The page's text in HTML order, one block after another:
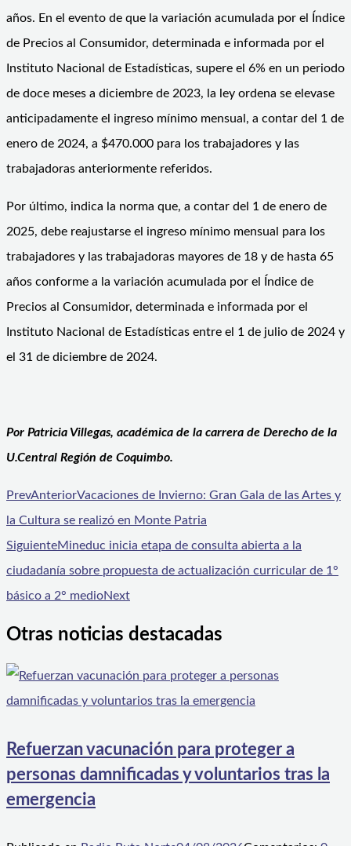
años. En el evento de que la variación acumulada por el Índice
de Precios al Consumidor, determinada e informada por el
Instituto Nacional de Estadísticas, supere el 6% en un periodo
de doce meses a diciembre de 2023, la ley ordena se elevase
anticipadamente el ingreso mínimo mensual, a contar del 1 de
enero de 2024, a $470.000 para los trabajadores y las
trabajadoras anteriormente referidos.
Por último, indica la norma que, a contar del 1 de enero de
2025, debe reajustarse el ingreso mínimo mensual para los
trabajadores y las trabajadoras mayores de 18 y de hasta 65
años conforme a la variación acumulada por el Índice de
Precios al Consumidor, determinada e informada por el
Instituto Nacional de Estadísticas entre el 1 de julio de 2024 y
el 31 de diciembre de 2024.
Por Patricia Villegas, académica de la carrera de Derecho de la
U.Central Región de Coquimbo.
PrevAnteriorVacaciones de Invierno: Gran Gala de las Artes y
la Cultura se realizó en Monte Patria
SiguienteMineduc inicia etapa de consulta abierta a la
ciudadanía sobre propuesta de actualización curricular de 1°
básico a 2° medioNext
Otras noticias destacadas
Refuerzan vacunación para proteger a
personas damnificadas y voluntarios tras la
emergencia